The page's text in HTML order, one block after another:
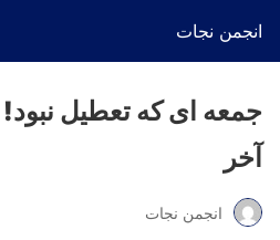
انجمن نجات
جمعه ای که تعطیل
آخر
انجمن نجات